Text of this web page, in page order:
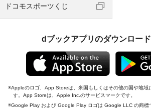
ドコモスポーツくじ
dブックアプリのダウンロー
Appleのロゴ、App Storeは、米国もしくはその他の国や地域
す。App Storeは、Apple Inc.のサービスマークです。
Google Play および Google Play ロゴは Google LLC の商標